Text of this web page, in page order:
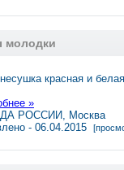
молодки
красная и
»
РОССИИ, Москва
- 06.04.2015